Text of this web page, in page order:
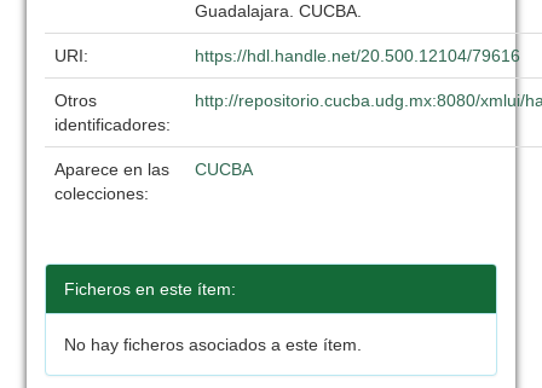
Guadalajara. CUCBA.
URI: https://hdl.handle.net/20.500.12104/79616
Otros
identificadores:
http://repositorio.cucba.udg.mx:8080/xmlui/
Aparece en las
colecciones:
CUCBA
Ficheros en este ítem:
No hay ficheros asociados a este ítem.